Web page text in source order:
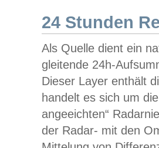
24 Stunden
Als Quelle dient ein
gleitende 24h-
Dieser Layer enthält
handelt es sich um
angeeichten“
der Radar- mit den